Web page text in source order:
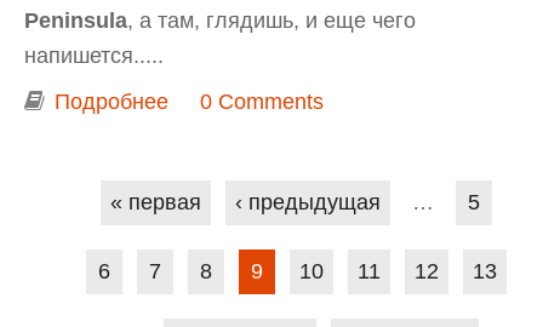
Peninsula, а там, глядишь, и еще чего
напишется.....
Подробнее о Грибная "охота" на Mornington
0 Comments
Страницы
« первая ‹ предыдущая … 5
6 7 8 9 10 11 12 13